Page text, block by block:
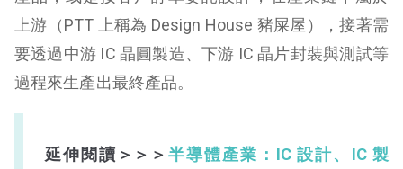
上游（PTT 上稱為 Design House 豬屎屋），接著需
要透過中游 IC 晶圓製造、下游 IC 晶片封裝與測試等
過程來生產出最終產品。
延伸閱讀＞＞＞ 半導體產業：IC 設計、IC 製